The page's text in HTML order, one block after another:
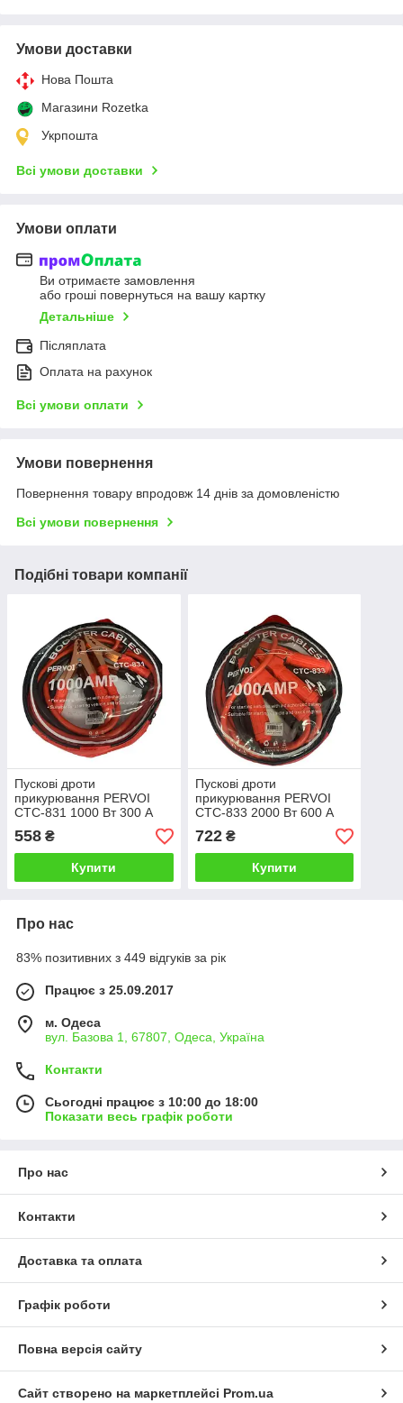
Умови доставки
Нова Пошта
Магазини Rozetka
Укрпошта
Всі умови доставки
Умови оплати
Ви отримаєте замовлення
або гроші повернуться на вашу картку
Детальніше
Післяплата
Оплата на рахунок
Всі умови оплати
Умови повернення
Повернення товару впродовж 14 днів за домовленістю
Всі умови повернення
Подібні товари компанії
Пускові дроти
прикурювання PERVOI
CTC-831 1000 Вт 300 А
двигуна
558 ₴
Купити
Пускові дроти
прикурювання PERVOI
CTC-833 2000 Вт 600 А
двигуна
722₴
Купити
Про нас
83% позитивних з 449 відгуків за рік
Працює з 25.09.2017
м. Одеса
вул. Базова 1, 67807, Одеса, Україна
Контакти
Сьогодні працює з 10:00 до 18:00
Показати весь графік роботи
Про нас
Контакти
Доставка та оплата
Графік роботи
Повна версія сайту
Сайт створено на маркетплейсі Prom.ua